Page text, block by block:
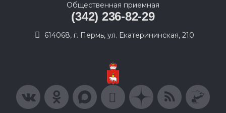
Общественная приемная
(342) 236-82-29
614068, г. Пермь, ул. Екатерининская, 210